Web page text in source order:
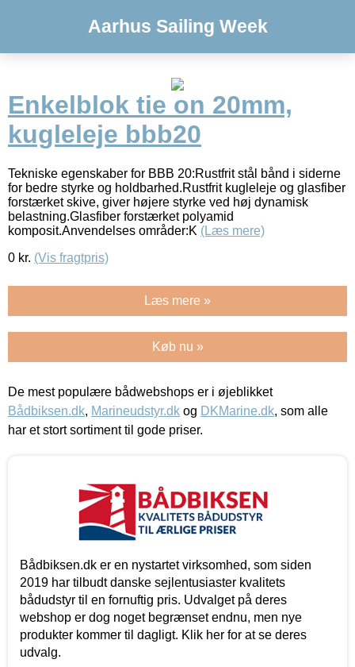
Aarhus Sailing Week
Enkelblok tie on 20mm,
kugleleje bbb20
Tekniske egenskaber for BBB 20:Rustfrit stål bånd i siderne
for bedre styrke og holdbarhed.Rustfrit kugleleje og glasfiber
forstærket skive, giver højere styrke ved høj dynamisk
belastning.Glasfiber forstærket polyamid
komposit.Anvendelses områder:K (Læs mere)
0 kr. (Vis fragtpris)
Læs mere »
Køb nu »
De mest populære bådwebshops er i øjeblikket
Bådbiksen.dk, Marineudstyr.dk og DKMarine.dk, som alle
har et stort sortiment til gode priser.
Bådbiksen.dk er en nystartet virksomhed, som siden
2019 har tilbudt danske sejlentusiaster kvalitets
bådudstyr til en fornuftig pris. Udvalget på deres
webshop er dog noget begrænset endnu, men nye
produkter kommer til dagligt. Klik her for at se deres
udvalg.